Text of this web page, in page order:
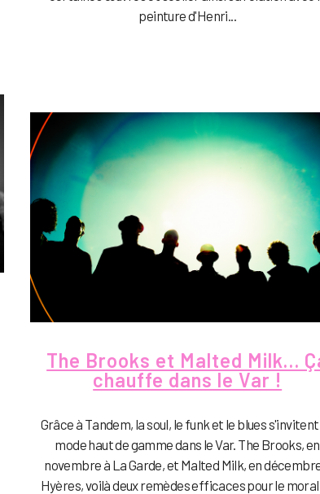
peinture d'Henri...
The Brooks et Malted Milk…
chauffe dans le Var !
Grâce à Tandem, la soul, le funk et le blues
mode haut de gamme dans le Var. The Brooks, en
novembre à La Garde, et Malted Milk, en
Hyères, voilà deux remèdes efficaces pour le